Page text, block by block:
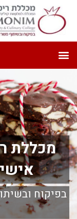
מכללת
בפיקוח